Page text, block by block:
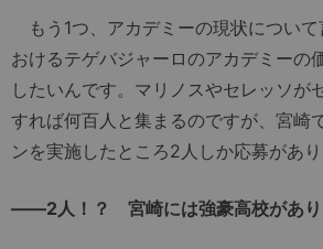
もう1つ、アカデミーの現状につい
おけるテゲバジャーロのアカデミーの
したいんです。マリノスやセレッソが
すれば何百人と集まるのですが、宮崎
ンを実施したところ2人しか応募があり
――2人！？ 宮崎には強豪高校があり